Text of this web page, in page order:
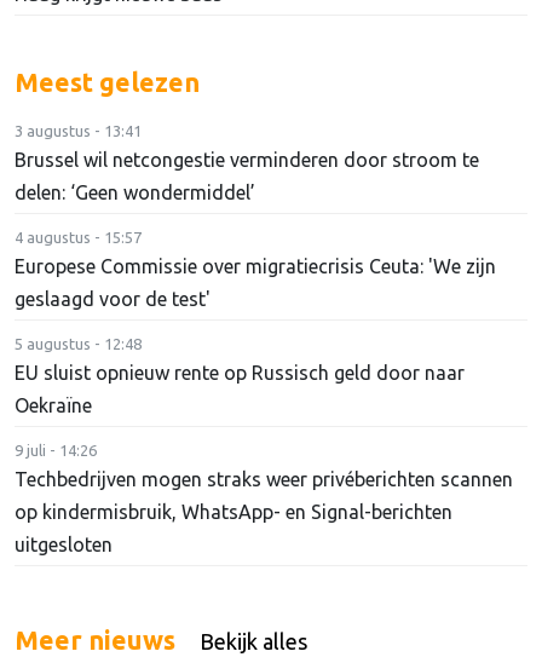
Meest gelezen
3 augustus - 13:41
Brussel wil netcongestie verminderen door stroom te
delen: ‘Geen wondermiddel’
4 augustus - 15:57
Europese Commissie over migratiecrisis Ceuta: 'We zijn
geslaagd voor de test'
5 augustus - 12:48
EU sluist opnieuw rente op Russisch geld door naar
Oekraïne
9 juli - 14:26
Techbedrijven mogen straks weer privéberichten scannen
op kindermisbruik, WhatsApp- en Signal-berichten
uitgesloten
Meer nieuws Bekijk alles